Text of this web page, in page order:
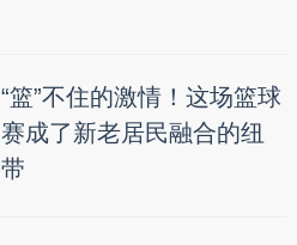
“篮”不住的激情！这场篮球
赛成了新老居民融合的纽
带